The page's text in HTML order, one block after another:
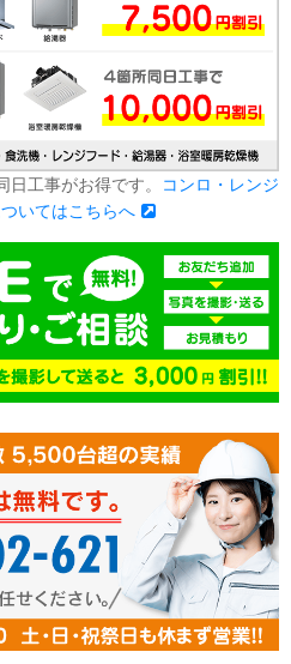
工事がお得です。
コンロ・レンジ
いてはこちらへ